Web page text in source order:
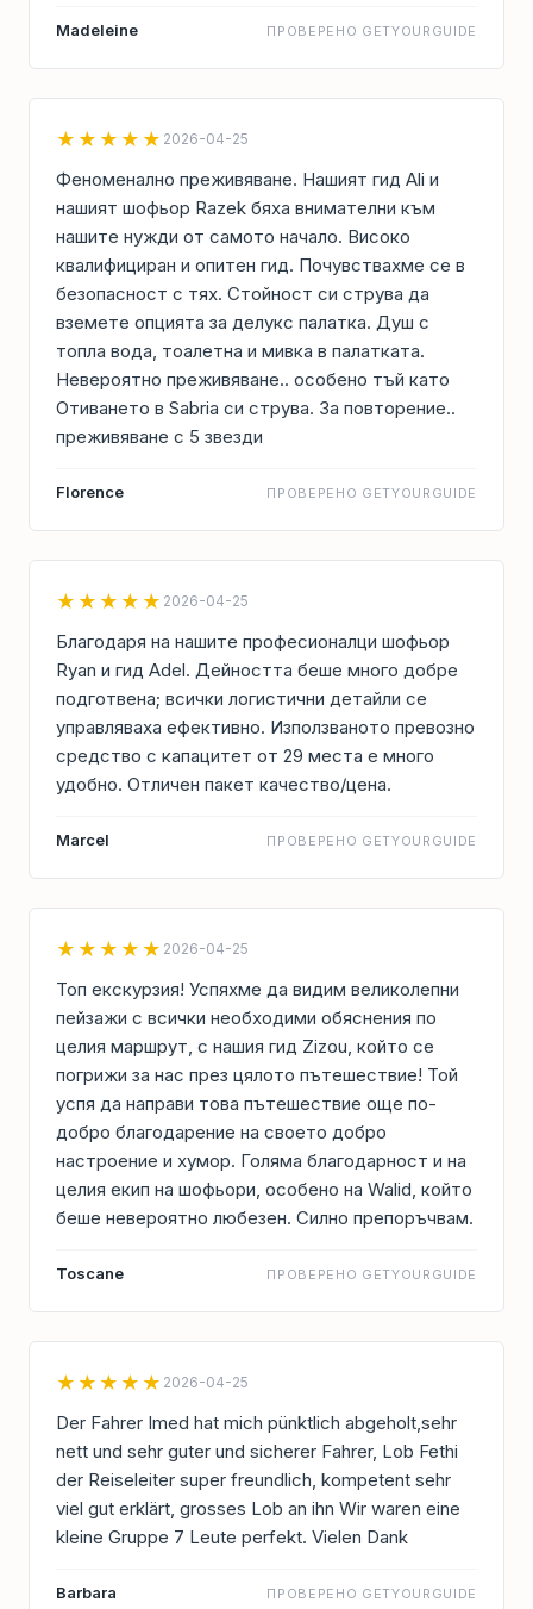
Madeleine ПРОВЕРЕНО GETYOURGUIDE
★★★★★ 2026-04-25
Феноменално преживяване. Нашият гид Ali и
нашият шофьор Razek бяха внимателни към
нашите нужди от самото начало. Високо
квалифициран и опитен гид. Почувствахме се в
безопасност с тях. Стойност си струва да
вземете опцията за делукс палатка. Душ с
топла вода, тоалетна и мивка в палатката.
Невероятно преживяване.. особено тъй като
Отиването в Sabria си струва. За повторение..
преживяване с 5 звезди
Florence ПРОВЕРЕНО GETYOURGUIDE
★★★★★ 2026-04-25
Благодаря на нашите професионалци шофьор
Ryan и гид Adel. Дейността беше много добре
подготвена; всички логистични детайли се
управляваха ефективно. Използваното превозно
средство с капацитет от 29 места е много
удобно. Отличен пакет качество/цена.
Marcel ПРОВЕРЕНО GETYOURGUIDE
★★★★★ 2026-04-25
Топ екскурзия! Успяхме да видим великолепни
пейзажи с всички необходими обяснения по
целия маршрут, с нашия гид Zizou, който се
погрижи за нас през цялото пътешествие! Той
успя да направи това пътешествие още по-
добро благодарение на своето добро
настроение и хумор. Голяма благодарност и на
целия екип на шофьори, особено на Walid, който
беше невероятно любезен. Силно препоръчвам.
Toscane ПРОВЕРЕНО GETYOURGUIDE
★★★★★ 2026-04-25
Der Fahrer Imed hat mich pünktlich abgeholt,sehr
nett und sehr guter und sicherer Fahrer, Lob Fethi
der Reiseleiter super freundlich, kompetent sehr
viel gut erklärt, grosses Lob an ihn Wir waren eine
kleine Gruppe 7 Leute perfekt. Vielen Dank
Barbara ПРОВЕРЕНО GETYOURGUIDE